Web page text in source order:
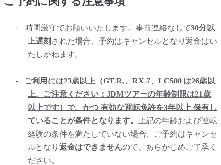
- 時間厳守でお願いいたします。事前連絡なしで30分以
上遅刻 された場合、予約はキャンセルとなり返金はい
たしかねます。
-
ご利用には23歳以上（GT-R,、RX-7、LC500 は26歳以
上。
ご注意ください：JDMツアーの年齢制限は21歳
以上です）で、かつ 有効な運転免許を3年以上 保有し
ていることが条件となります。
上記の年齢および運転
経験の条件を満たしていない場合、ご予約はキャンセ
ルとなり 返金はできませんので、あらかじめご了承く
ださい。